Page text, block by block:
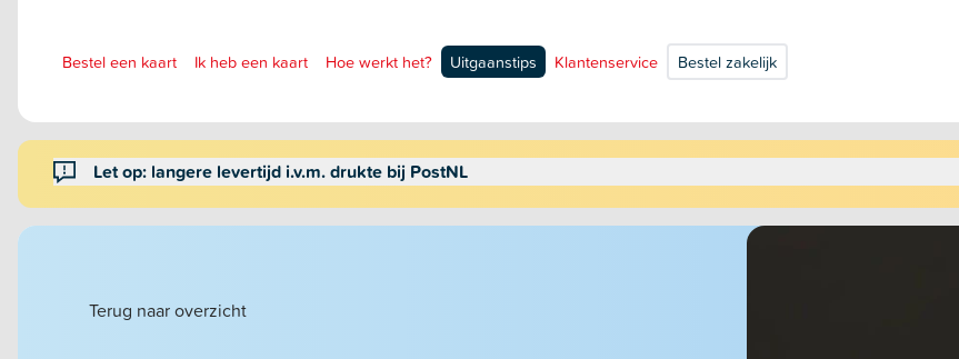
Bestel een kaart Ik heb een kaart Hoe werkt het? Uitgaanstips Klantenservice Bestel zakelijk
Let op: langere levertijd i.v.m. drukte bij PostNL
Terug naar overzicht